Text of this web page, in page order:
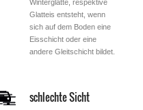
Winterglätte, respektive
Glatteis entsteht, wenn
sich auf dem Boden eine
Eisschicht oder eine
andere Gleitschicht bildet.
schlechte Sicht